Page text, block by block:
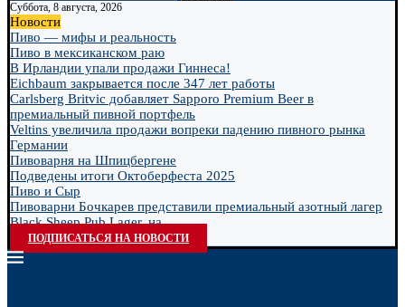
Суббота, 8 августа, 2026
Новости
Пиво — мифы и реальность
Пиво в мексиканском раю
В Ирландии упали продажи Гиннеса!
Eichbaum закрывается после 347 лет работы
Carlsberg Britvic добавляет Sapporo Premium Beer в
премиальный пивной портфель
Veltins увеличила продажи вопреки падению пивного рынка
Германии
Пивоварня на Шпицбергене
Подведены итоги Октоберфеста 2025
Пиво и Сыр
Пивоварни Бочкарев представили премиальный азотный лагер
Black Sheep Pub Lager, на...
ПОДПИСАТЬСЯ НА НОВОСТИ